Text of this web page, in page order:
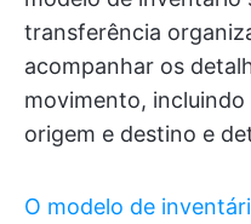
transferência
acompanhar os
movimento,
origem e destino e
O modelo de